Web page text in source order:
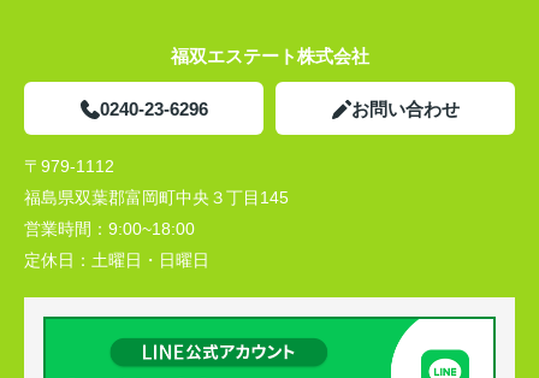
福双エステート株式会社
0240-23-6296 お問い合わせ
〒979-1112
福島県双葉郡富岡町中央３丁目145
営業時間： 9:00~18:00
定休日： 土曜日・日曜日